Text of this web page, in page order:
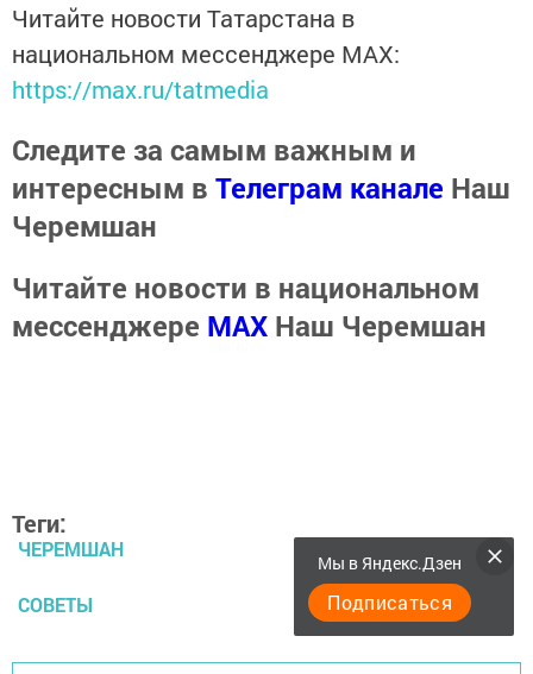
Читайте новости Татарстана в
национальном мессенджере MАХ:
https://max.ru/tatmedia
Следите за самым важным и
интересным в Телеграм канале Наш
Черемшан
Читайте новости в национальном
мессенджере MАХ Наш Черемшан
Теги:
ЧЕРЕМШАН
СОВЕТЫ
Мы в Яндекс.Дзен
Подписаться